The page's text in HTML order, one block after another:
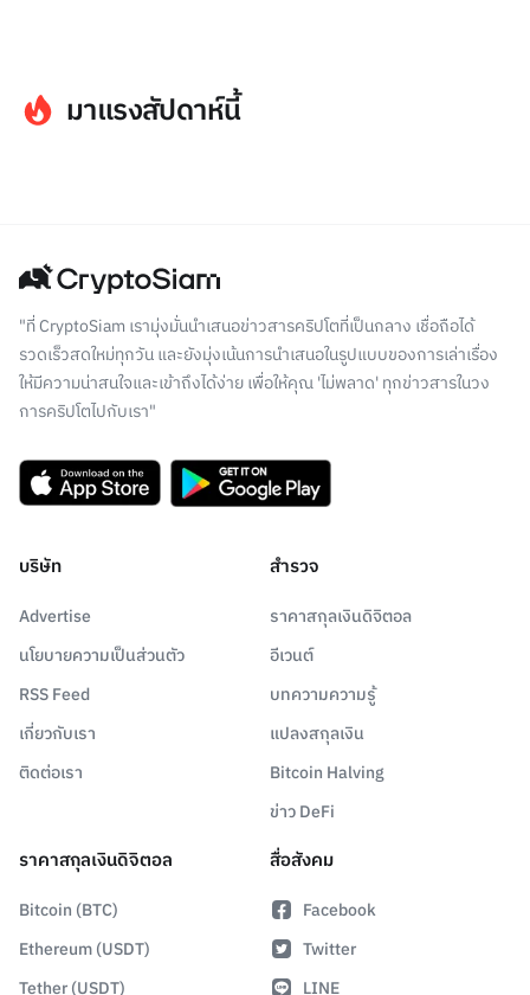
มาแรงสัปดาห์นี้
"ที่ CryptoSiam เรามุ่งมั่นนำเสนอข่าวสารคริปโตที่เป็นกลาง เชื่อถือได้
รวดเร็วสดใหม่ทุกวัน และยังมุ่งเน้นการนำเสนอในรูปแบบของการเล่าเรื่อง
ให้มีความน่าสนใจและเข้าถึงได้ง่าย เพื่อให้คุณ 'ไม่พลาด' ทุกข่าวสารในวง
การคริปโตไปกับเรา"
บริษัท
Advertise
นโยบายความเป็นส่วนตัว
RSS Feed
เกี่ยวกับเรา
ติดต่อเรา
สำรวจ
ราคาสกุลเงินดิจิตอล
อีเวนต์
บทความความรู้
แปลงสกุลเงิน
Bitcoin Halving
ข่าว DeFi
ราคาสกุลเงินดิจิตอล
Bitcoin (BTC)
Ethereum (USDT)
Tether (USDT)
สื่อสังคม
Facebook
Twitter
LINE